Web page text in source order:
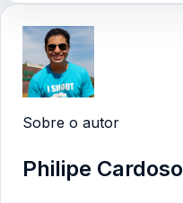
Sobre o autor
Philipe Cardoso